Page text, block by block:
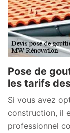
Pose de
les tarifs
Si vous avez
construction, il
professionnel